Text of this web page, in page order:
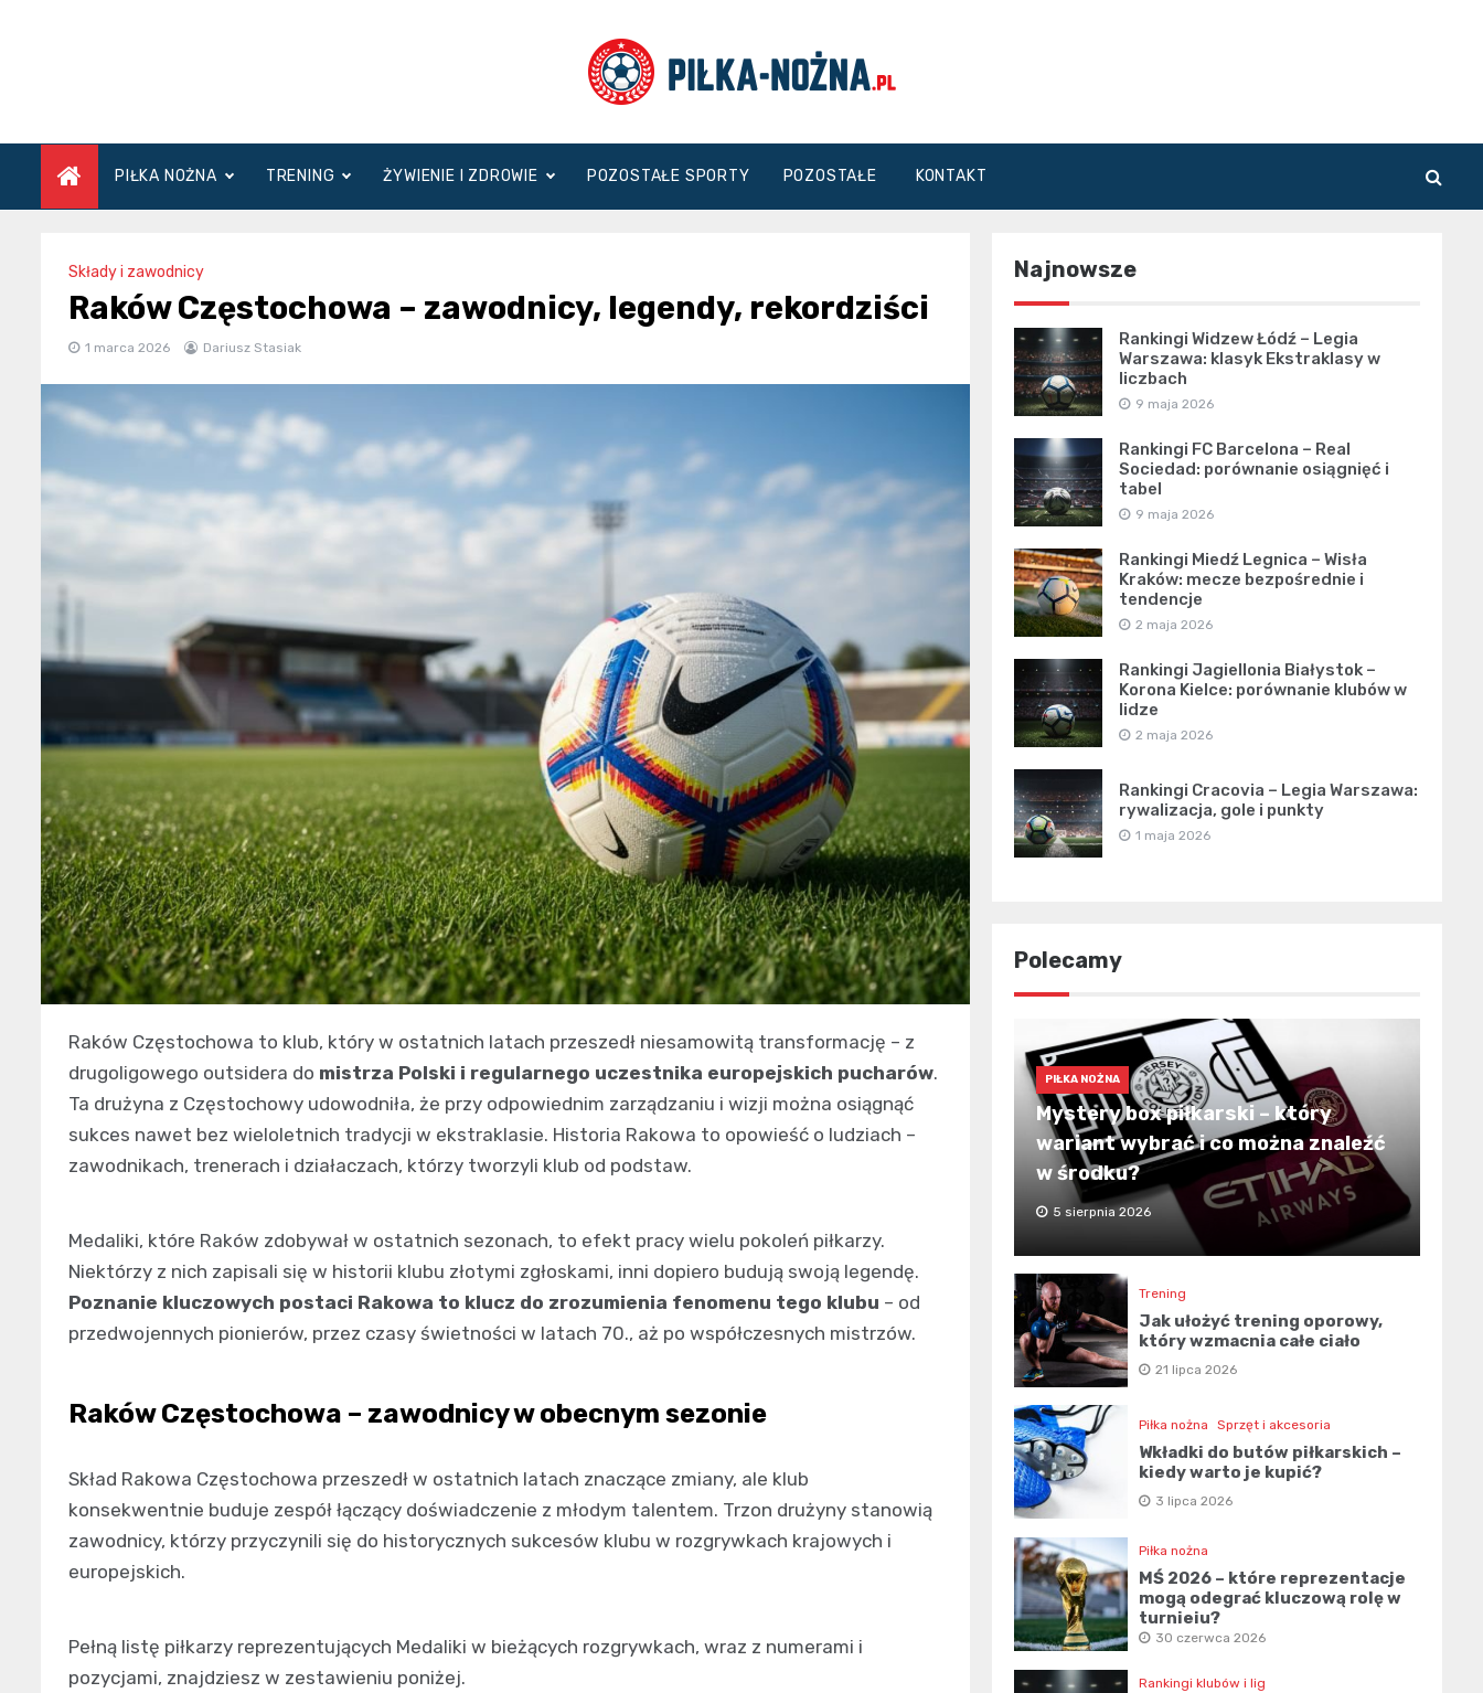
Piłka
Nożna
PIŁKA NOŻNA TRENING ŻYWIENIE I ZDROWIE POZOSTAŁE SPORTY POZOSTAŁE KONTAKT
Składy i zawodnicy
Raków Częstochowa – zawodnicy, legendy, rekordziści
1 marca 2026 Dariusz Stasiak
Raków Częstochowa to klub, który w ostatnich latach przeszedł niesamowitą transformację – z
drugoligowego outsidera do mistrza Polski i regularnego uczestnika europejskich pucharów.
Ta drużyna z Częstochowy udowodniła, że przy odpowiednim zarządzaniu i wizji można osiągnąć
sukces nawet bez wieloletnich tradycji w ekstraklasie. Historia Rakowa to opowieść o ludziach –
zawodnikach, trenerach i działaczach, którzy tworzyli klub od podstaw.
Medaliki, które Raków zdobywał w ostatnich sezonach, to efekt pracy wielu pokoleń piłkarzy.
Niektórzy z nich zapisali się w historii klubu złotymi zgłoskami, inni dopiero budują swoją legendę.
Poznanie kluczowych postaci Rakowa to klucz do zrozumienia fenomenu tego klubu – od
przedwojennych pionierów, przez czasy świetności w latach 70., aż po współczesnych mistrzów.
Raków Częstochowa – zawodnicy w obecnym sezonie
Skład Rakowa Częstochowa przeszedł w ostatnich latach znaczące zmiany, ale klub
konsekwentnie buduje zespół łączący doświadczenie z młodym talentem. Trzon drużyny stanowią
zawodnicy, którzy przyczynili się do historycznych sukcesów klubu w rozgrywkach krajowych i
europejskich.
Pełną listę piłkarzy reprezentujących Medaliki w bieżących rozgrywkach, wraz z numerami i
pozycjami, znajdziesz w zestawieniu poniżej.
Najnowsze
Rankingi Widzew Łódź – Legia
Warszawa: klasyk Ekstraklasy w
liczbach
9 maja 2026
Rankingi FC Barcelona – Real
Sociedad: porównanie osiągnięć i
tabel
9 maja 2026
Rankingi Miedź Legnica – Wisła
Kraków: mecze bezpośrednie i
tendencje
2 maja 2026
Rankingi Jagiellonia Białystok –
Korona Kielce: porównanie klubów w
lidze
2 maja 2026
Rankingi Cracovia – Legia Warszawa:
rywalizacja, gole i punkty
1 maja 2026
Polecamy
PIŁKA NOŻNA
Mystery box piłkarski – który
wariant wybrać i co można znaleźć
w środku?
5 sierpnia 2026
Trening
Jak ułożyć trening oporowy,
który wzmacnia całe ciało
21 lipca 2026
Piłka nożna Sprzęt i akcesoria
Wkładki do butów piłkarskich –
kiedy warto je kupić?
3 lipca 2026
Piłka nożna
MŚ 2026 – które reprezentacje
mogą odegrać kluczową rolę w
turnieju?
30 czerwca 2026
Rankingi klubów i lig